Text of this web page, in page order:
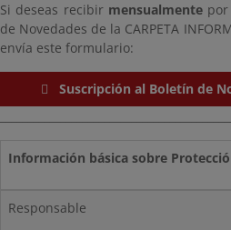
Si deseas recibir mensualmente
de Novedades de la CARPETA
envía este formulario:
Suscripción al Boletín de
Información básica sobre
Responsable